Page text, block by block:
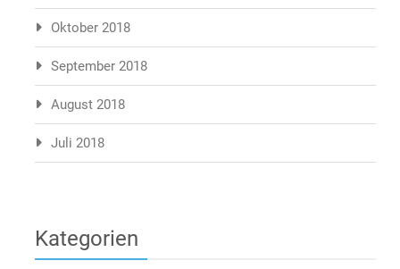
Oktober 2018
September 2018
August 2018
Juli 2018
Kategorien